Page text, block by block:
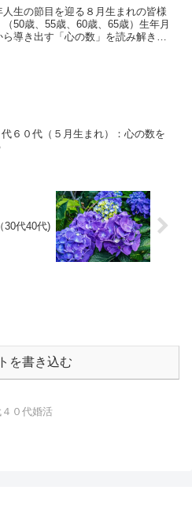
人生の節目を迎る８月生まれの皆様
（50歳、55歳、60歳、65歳）生年月
ら導き出す「心の数」を読み解き、
代６０代（５月生まれ）：心の数を
30代40代)
を書き込む
０代婚活